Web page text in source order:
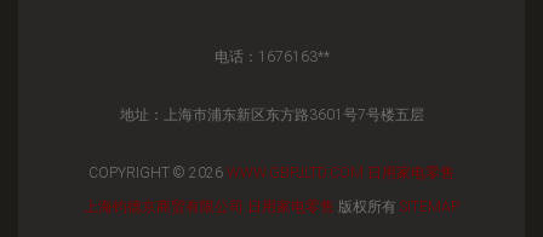
电话：1676163**
地址：上海市浦东新区东方路3601号7号楼五层
COPYRIGHT © 2026 WWW.GBPJLTD.COM 日用家电零售
上海钧德京商贸有限公司
日用家电零售 版权所有 SITEMAP